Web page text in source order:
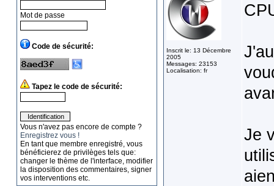
Mot de passe
Code de sécurité:
Tapez le code de sécurité:
Vous n'avez pas encore de compte ?
Enregistrez vous !
En tant que membre enregistré, vous
bénéficierez de privilèges tels que:
changer le thème de l'interface, modifier
la disposition des commentaires, signer
vos interventions etc.
Inscrit le: 13 Décembre
2005
Messages: 23153
Localisation: fr
Je